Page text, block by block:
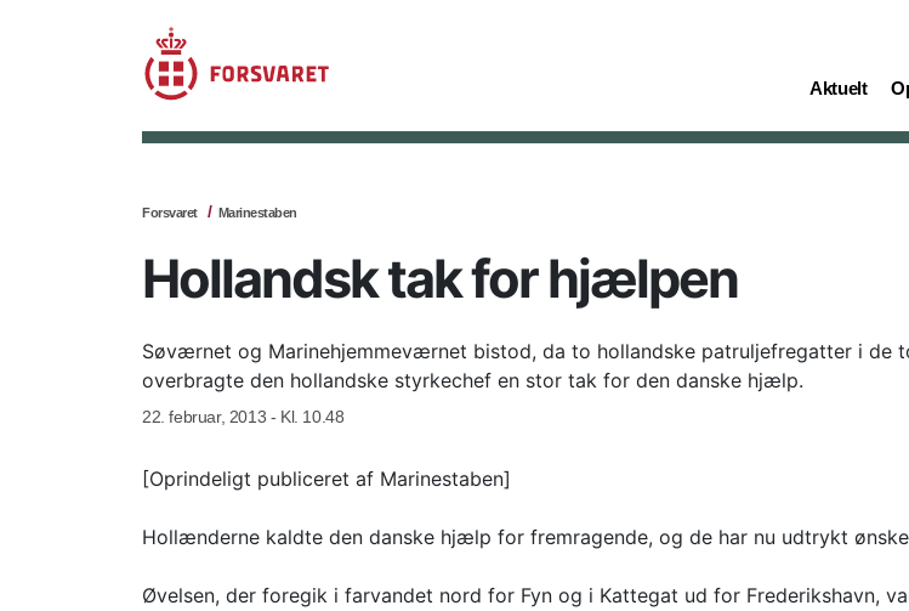
Aktuelt
(current)
Forsvaret Marinestaben
Hollandsk tak for hjælpen
Søværnet og Marinehjemmeværnet bistod, da to hollandske patruljefregatter i de
overbragte den hollandske styrkechef en stor tak for den danske hjælp.
22. februar, 2013 - Kl. 10.48
[Oprindeligt publiceret af Marinestaben]
Hollænderne kaldte den danske hjælp for fremragende, og de har nu udtrykt
Øvelsen, der foregik i farvandet nord for Fyn og i Kattegat ud for Frederikshavn,